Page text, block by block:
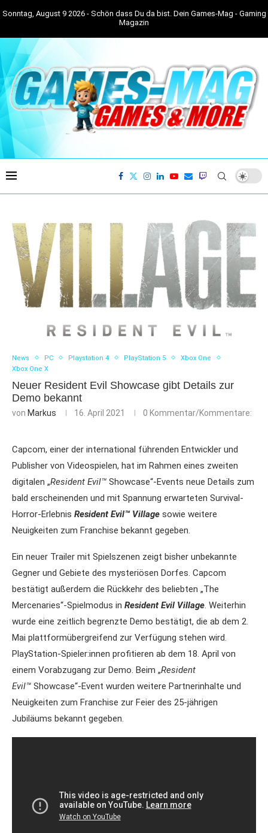
Sonntag, August 9 2026 - Schön dass Du da bist. Dein Games-Mag - Gaming
Magazin
News PC Playstation 4 PlayStation 5
Xbox One
Xbox One X
Neuer Resident Evil Showcase gibt Details zur
Demo bekannt
von Markus 16. April 2021 0 Kommentar/Kommentare:
Capcom, einer der international führenden Entwickler und
Publisher von Videospielen, hat im Rahmen eines zweiten
digitalen „Resident Evil™ Showcase“-Events neue Details zum
bald erscheinenden und mit Spannung erwarteten Survival-
Horror-Erlebnis Resident Evil™ Village sowie weitere
Neuigkeiten zum Franchise bekannt gegeben.
Ein neuer Trailer mit Spielszenen zeigt bisher unbekannte
Gegner und Gebiete des mysteriösen Dorfes. Capcom
bestätigt außerdem die Rückkehr des beliebten „The
Mercenaries“-Spielmodus in Resident Evil Village. Weiterhin
wurde eine zeitlich begrenzte Demo bestätigt, die ab dem 2.
Mai plattformübergreifend zur Verfügung stehen wird.
PlayStation-Spieler:innen profitieren ab dem 18. April von
einem Vorabzugang zur Demo. Beim „Resident
Evil™ Showcase“-Event wurden weitere Partnerinhalte und
Neuigkeiten zum Franchise zur Feier des 25-jährigen
Jubiläums bekannt gegeben.